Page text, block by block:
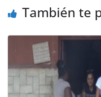
También te